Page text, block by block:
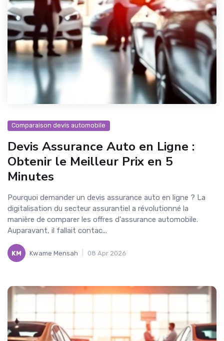
Comparaison devis automobile
Devis Assurance Auto en Ligne :
Obtenir le Meilleur Prix en 5
Minutes
Pourquoi demander un devis assurance auto en ligne ? La
digitalisation du secteur assurantiel a révolutionné la
manière de comparer les offres d'assurance automobile.
Auparavant, il fallait contac...
KM Kwame Mensah 08 Apr 2026